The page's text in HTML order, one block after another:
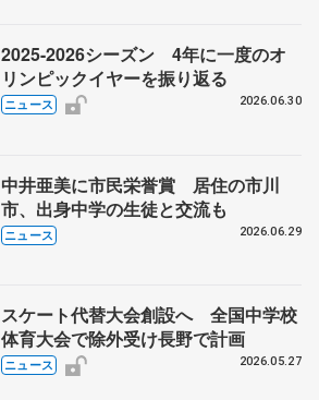
2025-2026シーズン 4年に一度のオ
リンピックイヤーを振り返る
ニュース 2026.06.30
中井亜美に市民栄誉賞 居住の市川
市、出身中学の生徒と交流も
ニュース 2026.06.29
スケート代替大会創設へ 全国中学校
体育大会で除外受け長野で計画
ニュース 2026.05.27